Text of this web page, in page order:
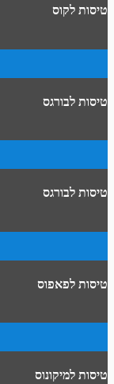
טיסות לקוס
טיסות לבורגס
טיסות לבורגס
טיסות לפאפוס
טיסות למיקונוס